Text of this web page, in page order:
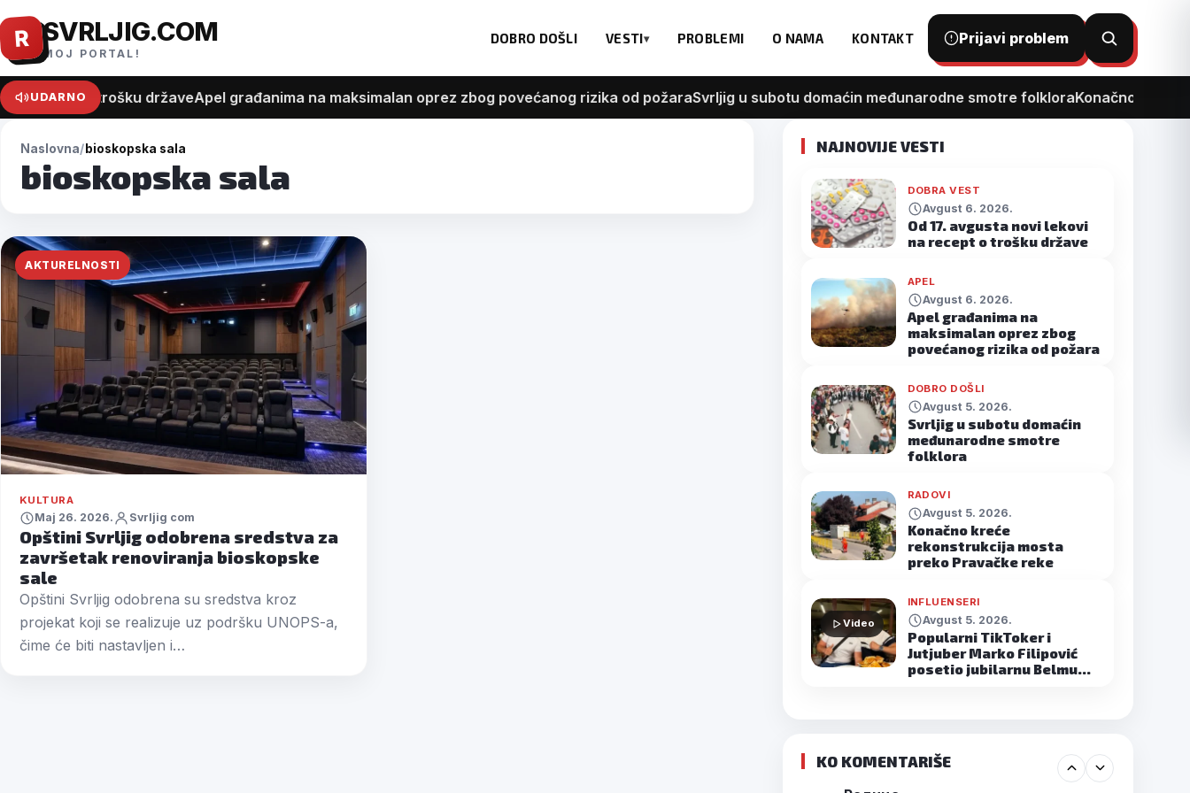
Pređi
na
sadržaj
R SVRLJIG.COM
MOJ PORTAL!
DOBRO DOŠLI VESTI PROBLEMI O NAMA KONTAKT Prijavi problem
Otvori
pretragu
UDARNO
recept o trošku državeApel građanima na maksimalan oprez zbog povećanog rizika od požaraSvrljig u subotu domaćin međunarodne smotre folkloraKonačno kreće
Naslovna bioskopska sala
bioskopska sala
AKTURELNOSTI
KULTURA
Maj 26. 2026. Svrljig com
Opštini Svrljig odobrena sredstva za
završetak renoviranja bioskopske
sale
Opštini Svrljig odobrena su sredstva kroz
projekat koji se realizuje uz podršku UNOPS-a,
čime će biti nastavljen i…
NAJNOVIJE VESTI
DOBRA VEST
Avgust 6. 2026.
Od 17. avgusta novi lekovi
na recept o trošku države
APEL
Avgust 6. 2026.
Apel građanima na
maksimalan oprez zbog
povećanog rizika od požara
DOBRO DOŠLI
Avgust 5. 2026.
Svrljig u subotu domaćin
međunarodne smotre
folklora
RADOVI
Avgust 5. 2026.
Konačno kreće
rekonstrukcija mosta
preko Pravačke reke
Video
INFLUENSERI
Avgust 5. 2026.
Popularni TikToker i
Jutjuber Marko Filipović
posetio jubilarnu Belmu…
KO KOMENTARIŠE